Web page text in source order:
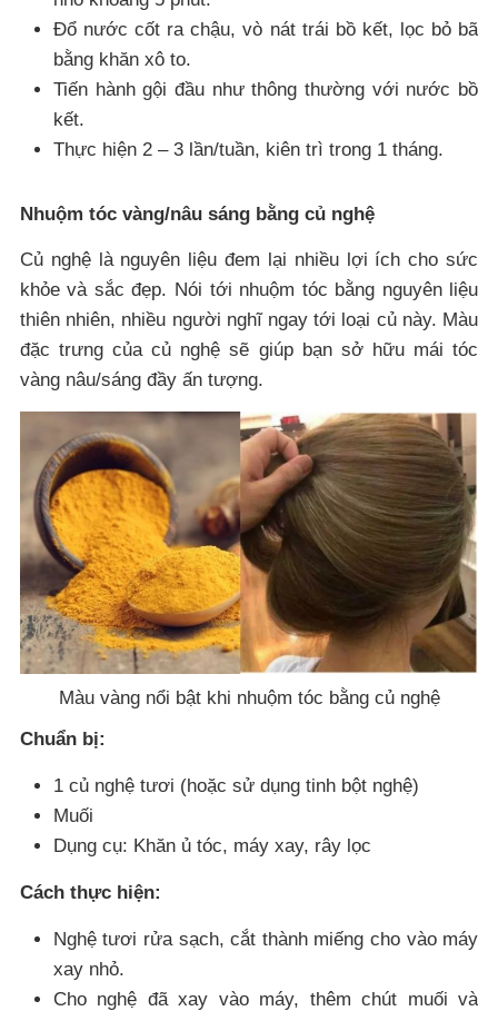
Đổ nước cốt ra chậu, vò nát trái bồ kết, lọc bỏ bã
bằng khăn xô to.
Tiến hành gội đầu như thông thường với nước bồ
kết.
Thực hiện 2 – 3 lần/tuần, kiên trì trong 1 tháng.
Nhuộm tóc vàng/nâu sáng bằng củ nghệ
Củ nghệ là nguyên liệu đem lại nhiều lợi ích cho sức
khỏe và sắc đẹp. Nói tới nhuộm tóc bằng nguyên liệu
thiên nhiên, nhiều người nghĩ ngay tới loại củ này. Màu
đặc trưng của củ nghệ sẽ giúp bạn sở hữu mái tóc
vàng nâu/sáng đầy ấn tượng.
Màu vàng nổi bật khi nhuộm tóc bằng củ nghệ
Chuẩn bị:
1 củ nghệ tươi (hoặc sử dụng tinh bột nghệ)
Muối
Dụng cụ: Khăn ủ tóc, máy xay, rây lọc
Cách thực hiện:
Nghệ tươi rửa sạch, cắt thành miếng cho vào máy
xay nhỏ.
Cho nghệ đã xay vào máy, thêm chút muối và